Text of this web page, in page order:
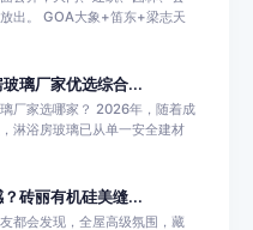
出。 GOA大象+笛东+梁志天
璃厂家优选综合...
厂家选哪家？ 2026年，随着成
淋浴房玻璃已从单一安全建材
砖丽有机硅美缝...
都会发现，全屋高级氛围，藏